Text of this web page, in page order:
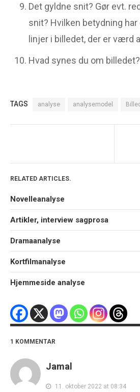
Det gyldne snit? Gør evt.
snit? Hvilken betydning har
linjer i billedet, der er værd
Hvad synes du om billedet?
TAGS analyse analysemodel
RELATED ARTICLES.
Novelleanalyse
Artikler, interview sagprosa
Dramaanalyse
Kortfilmanalyse
Hjemmeside analyse
1 KOMMENTAR
Jamal
11. oktober 2022 at 08:34